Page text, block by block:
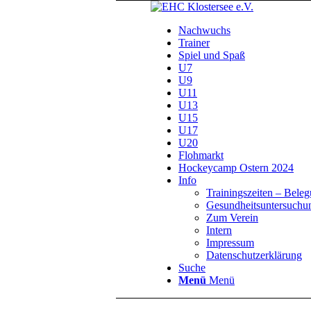
Nachwuchs
Trainer
Spiel und Spaß
U7
U9
U11
U13
U15
U17
U20
Flohmarkt
Hockeycamp Ostern 2024
Info
Trainingszeiten –
Zum Verein
Intern
Impressum
Datenschutzerklärung
Suche
Menü Menü